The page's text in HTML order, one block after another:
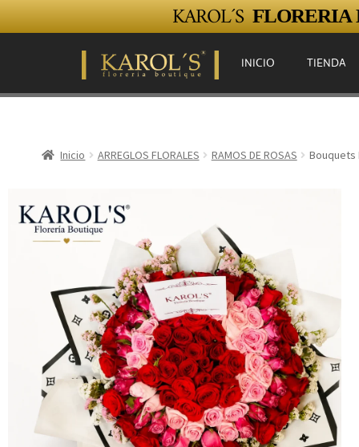
KAROL´S FLORERIA
INICIO TIENDA
Inicio ARREGLOS FLORALES RAMOS DE ROSAS Bouquets